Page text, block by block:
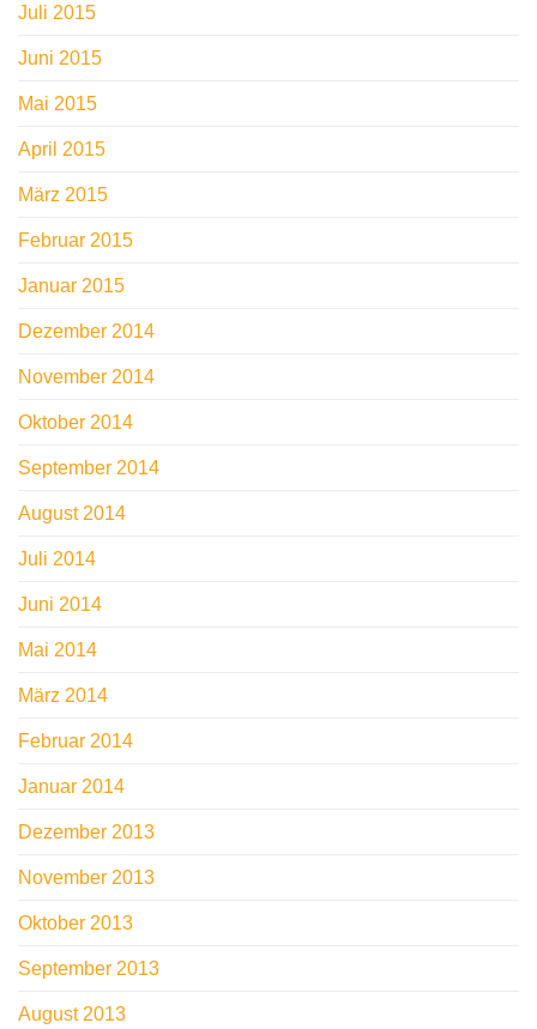
Juli 2015
Juni 2015
Mai 2015
April 2015
März 2015
Februar 2015
Januar 2015
Dezember 2014
November 2014
Oktober 2014
September 2014
August 2014
Juli 2014
Juni 2014
Mai 2014
März 2014
Februar 2014
Januar 2014
Dezember 2013
November 2013
Oktober 2013
September 2013
August 2013